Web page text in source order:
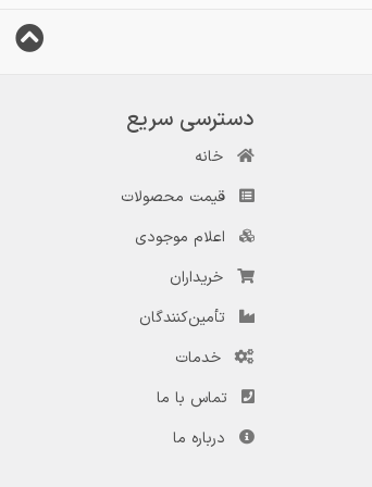
دسترسی سریع
خانه
قیمت محصولات
اعلام موجودی
خریداران
تأمین‌کنندگان
خدمات
تماس با ما
درباره ما